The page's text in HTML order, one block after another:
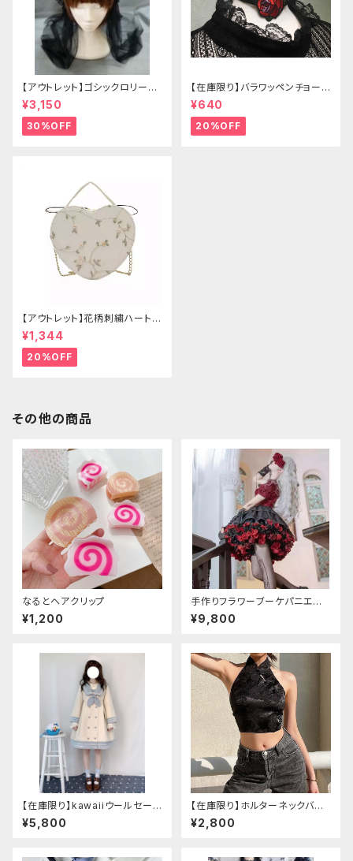
【アウトレット】ゴシックロリータ
ゴールドクラウン＆ホーン(ヴェ
ール付き)
¥3,150
30%OFF
【在庫限り】バラワッペンチョーカ
ー
¥640
20%OFF
【アウトレット】花柄刺繍ハートバ
ッグ
¥1,344
20%OFF
その他の商品
なるとヘアクリップ
¥1,200
手作りフラワーブーケパニエ
（❁⃘5色展開❁⃘）
¥9,800
【在庫限り】kawaiiウールセーラ
ージャケット(胸元リボン付き) M
サイズ
¥5,800
【在庫限り】ホルターネックバッ
クリボンチャイナシャツ
¥2,800